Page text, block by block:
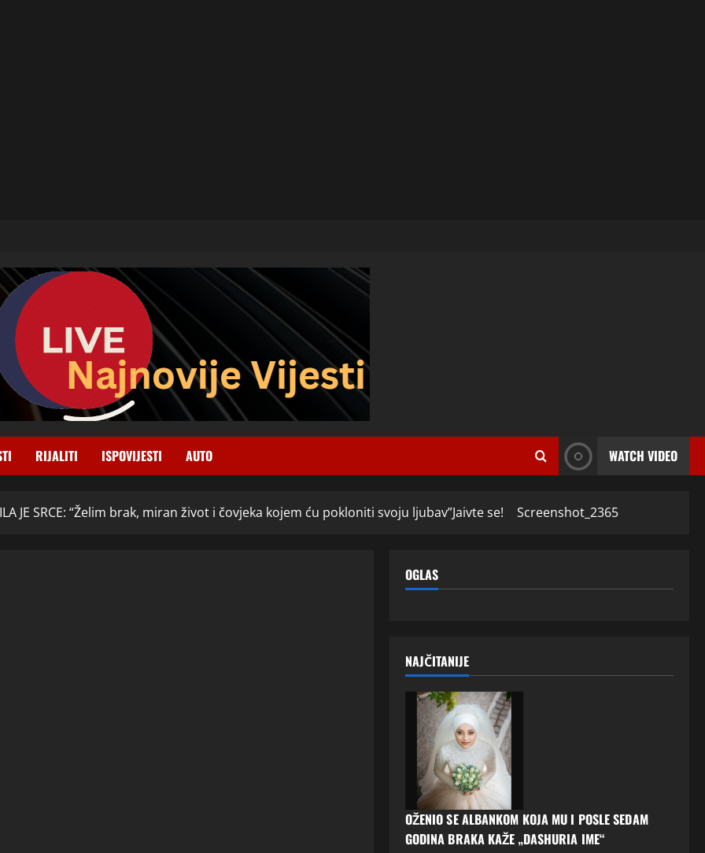
RIJALITI ISPOVIJESTI AUTO WATCH VIDEO
JE SRCE: “Želim brak, miran život i čovjeka kojem ću pokloniti svoju ljubav”Jaivte se! Screenshot_2365
OGLAS
NAJČITANIJE
OŽENIO SE ALBANKOM KOJA MU I POSLE SEDAM
GODINA BRAKA KAŽE „DASHURIA IME“